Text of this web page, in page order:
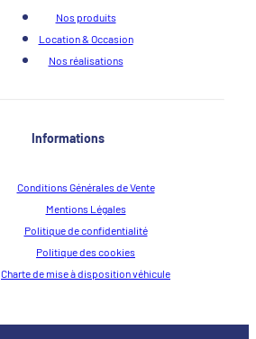
Nos produits
Location & Occasion
Nos réalisations
Informations
Conditions Générales de Vente
Mentions Légales
Politique de confidentialité
Politique des cookies
Charte de mise à disposition véhicule